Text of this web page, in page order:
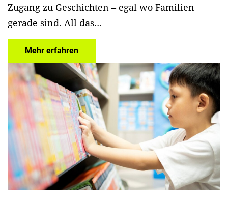
Zugang zu Geschichten – egal wo Familien
gerade sind. All das…
Mehr erfahren